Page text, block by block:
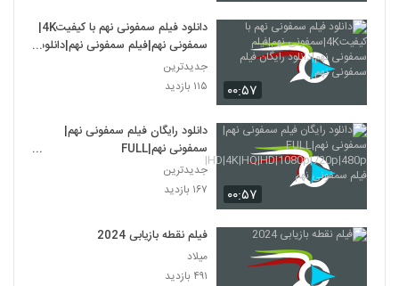
۰۰:۵۷
دانلود فیلم سمفونی نهم با کیفیت4K|
سمفونی نهم|فیلم سمفونی نهم|دانلود
رایگان فیلم سمفونی نهم
جدیدترین
۱۱۵ بازدید
۰۰:۵۷
دانلود رایگان فیلم سمفونی نهم|
سمفونی نهم|FULL
HD|4K|HQ|HD|1080p|720p|480
p|فیلم سمفونی نهم
جدیدترین
۱۶۷ بازدید
فیلم نقطه بازیابی 2024
میلاد
۴۹۱ بازدید